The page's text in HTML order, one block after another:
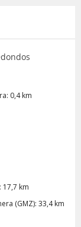
0,4 km
17,7 km
(GMZ): 33,4 km